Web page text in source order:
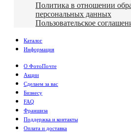
Политика в отношении
персональных данных
Пользовательское
Каталог
Информация
О ФотоПочте
Акции
Сделаем за вас
Бизнесу
FAQ
Франшиза
Поддержка и контакты
Оплата и доставка